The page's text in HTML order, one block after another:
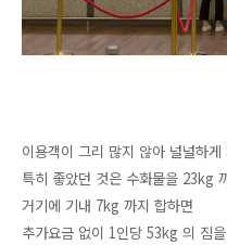
이용객이 그리 많지 않아 널널하게
특히 좋았던 것은 수화물을 23kg
거기에 기내 7kg 까지 합하면
추가요금 없이 1인당 53kg 의 짐